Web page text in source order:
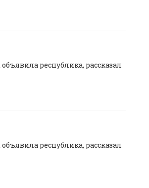
республика, рассказал
республика, рассказал